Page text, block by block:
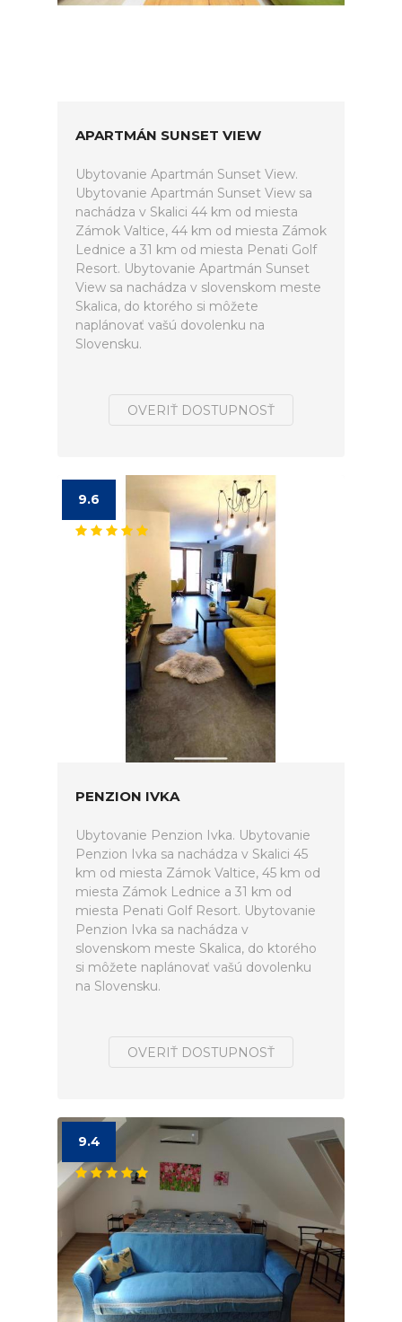
APARTMÁN SUNSET VIEW
Ubytovanie Apartmán Sunset View.
Ubytovanie Apartmán Sunset View sa
nachádza v Skalici 44 km od miesta
Zámok Valtice, 44 km od miesta Zámok
Lednice a 31 km od miesta Penati Golf
Resort. Ubytovanie Apartmán Sunset
View sa nachádza v slovenskom meste
Skalica, do ktorého si môžete
naplánovať vašú dovolenku na
Slovensku.
OVERIŤ DOSTUPNOSŤ
9.6
PENZION IVKA
Ubytovanie Penzion Ivka. Ubytovanie
Penzion Ivka sa nachádza v Skalici 45
km od miesta Zámok Valtice, 45 km od
miesta Zámok Lednice a 31 km od
miesta Penati Golf Resort. Ubytovanie
Penzion Ivka sa nachádza v
slovenskom meste Skalica, do ktorého
si môžete naplánovať vašú dovolenku
na Slovensku.
OVERIŤ DOSTUPNOSŤ
9.4